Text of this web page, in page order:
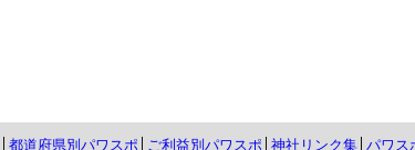
都道府県別パワスポ ご利益別パワスポ 神社リンク集 パワス